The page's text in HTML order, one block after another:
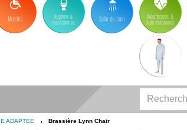
ADAPTEE Brassière Lynn Chair